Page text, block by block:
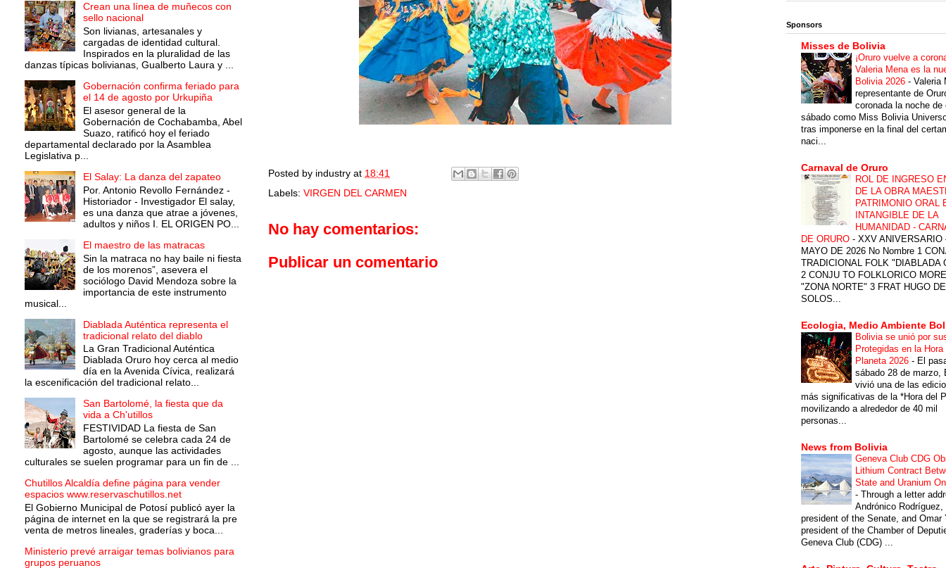
Posted by industry at 18:41
Labels: VIRGEN DEL CARMEN
No hay comentarios:
Publicar un comentario
Crean una línea de muñecos con
sello nacional
Son livianas, artesanales y
cargadas de identidad cultural.
Inspirados en la pluralidad de las
danzas típicas bolivianas, Gualberto Laura y ...
Gobernación confirma feriado para
el 14 de agosto por Urkupiña
El asesor general de la
Gobernación de Cochabamba, Abel
Suazo, ratificó hoy el feriado
departamental declarado por la Asamblea
Legislativa p...
El Salay: La danza del zapateo
Por. Antonio Revollo Fernández -
Historiador - Investigador El salay,
es una danza que atrae a jóvenes,
adultos y niños I. EL ORIGEN PO...
El maestro de las matracas
Sin la matraca no hay baile ni fiesta
de los morenos”, asevera el
sociólogo David Mendoza sobre la
importancia de este instrumento
musical...
Diablada Auténtica representa el
tradicional relato del diablo
La Gran Tradicional Auténtica
Diablada Oruro hoy cerca al medio
día en la Avenida Cívica, realizará
la escenificación del tradicional relato...
San Bartolomé, la fiesta que da
vida a Ch'utillos
FESTIVIDAD La fiesta de San
Bartolomé se celebra cada 24 de
agosto, aunque las actividades
culturales se suelen programar para un fin de ...
Chutillos Alcaldía define página para vender
espacios www.reservaschutillos.net
El Gobierno Municipal de Potosí publicó ayer la
página de internet en la que se registrará la pre
venta de metros lineales, graderías y boca...
Ministerio prevé arraigar temas bolivianos para
grupos peruanos
Sponsors
Misses de Bolivia
¡Oruro vuelve a
Valeria Mena es la
Bolivia 2026 - Valeria
representante de
coronada la noche de
sábado como Miss Bolivia
tras imponerse en la final del
naci...
Carnaval de Oruro
ROL DE INGRESO
DE LA OBRA
PATRIMONIO ORAL
INTANGIBLE DE LA
HUMANIDAD -
DE ORURO - XXV ANIVERSARIO
MAYO DE 2026 No Nombre 1
TRADICIONAL FOLK "DIABLADA
2 CONJU TO FOLKLORICO
"ZONA NORTE" 3 FRAT HUGO
SOLOS...
Ecologia, Medio Ambiente
Bolivia se unió por
Protegidas en la Hora
Planeta 2026 - El
sábado 28 de marzo,
vivió una de las
más significativas de la *Hora del
movilizando a alrededor de 40 mil
personas...
News from Bolivia
Geneva Club CDG
Lithium Contract
State and Uranium
- Through a letter
Andrónico Rodríguez,
president of the Senate, and Omar
president of the Chamber of
Geneva Club (CDG) ...